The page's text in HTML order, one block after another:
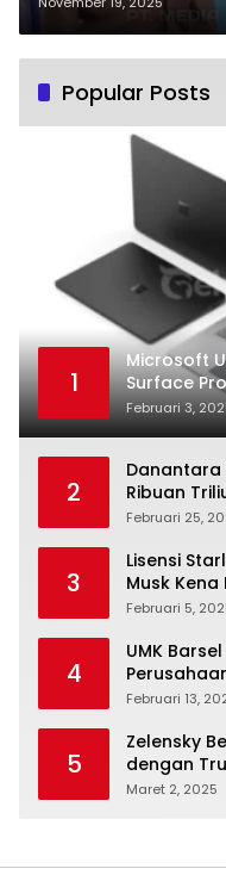
Popular Posts
1
Microsoft
Surface
Februari 3,
2
Danantara
Ribuan
Februari 25,
3
Lisensi
Musk Kena
Februari 5,
4
UMK
Februari 13,
5
Zelensky
dengan
Maret 2, 2025